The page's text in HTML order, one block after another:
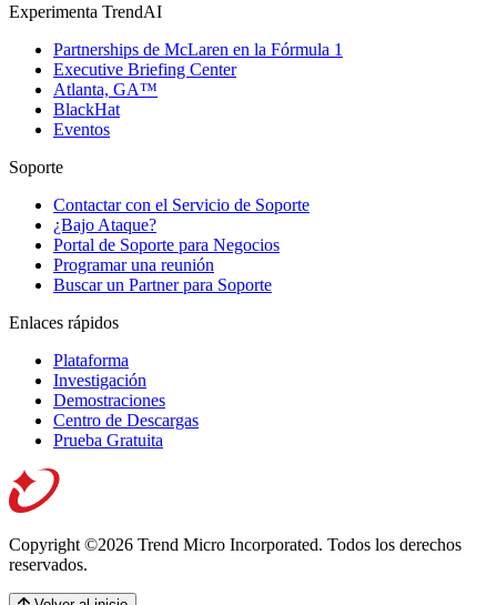
Experimenta TrendAI
Partnerships de McLaren en la Fórmula 1
Executive Briefing Center
Atlanta, GA™
BlackHat
Eventos
Soporte
Contactar con el Servicio de Soporte
¿Bajo Ataque?
Portal de Soporte para Negocios
Programar una reunión
Buscar un Partner para Soporte
Enlaces rápidos
Plataforma
Investigación
Demostraciones
Centro de Descargas
Prueba Gratuita
Copyright ©2026 Trend Micro Incorporated. Todos los derechos
reservados.